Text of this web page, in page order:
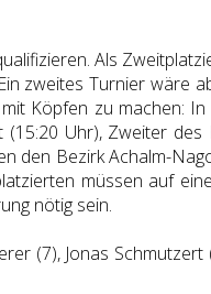
Als
zweites Turnier wäre
Köpfen zu machen:
Uhr), Zweiter
den Bezirk Achalm-
müssen auf
nötig sein.
(7), Jonas